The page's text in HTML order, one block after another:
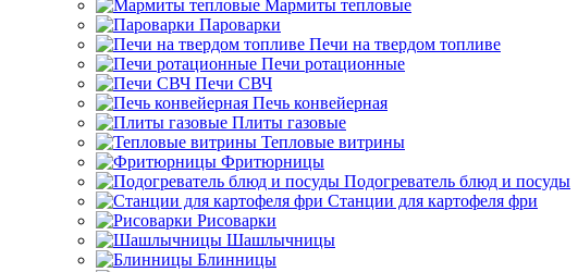
Мармиты тепловые
Пароварки
Печи на твердом топливе
Печи ротационные
Печи СВЧ
Печь конвейерная
Плиты газовые
Тепловые витрины
Фритюрницы
Подогреватель блюд и посуды
Станции для картофеля фри
Рисоварки
Шашлычницы
Блинницы